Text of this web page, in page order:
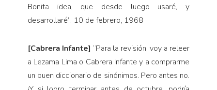
Bonita idea, que desde luego usaré, y
desarrollaré”. 10 de febrero, 1968
[Cabrera Infante] “Para la revisión, voy a releer
a Le­zama Lima o Cabrera Infante y a comprarme
un buen diccionario de sinónimos. Pero antes no.